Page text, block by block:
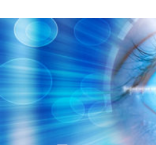
to
contentvinivida.lk